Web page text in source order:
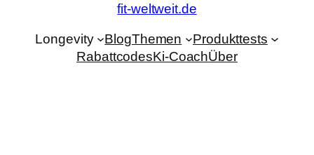
fit-weltweit.de
Longevity BlogThemen
Produkttests
RabattcodesKi-CoachÜber